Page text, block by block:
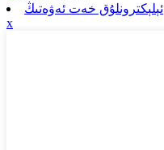
ئېلېكترونلۇق خەت ئەۋەتىڭ
x